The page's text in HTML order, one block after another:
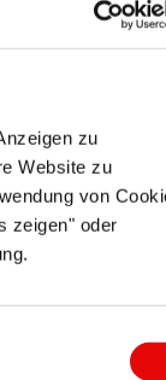
zu
Website zu
von
zeigen" oder
...